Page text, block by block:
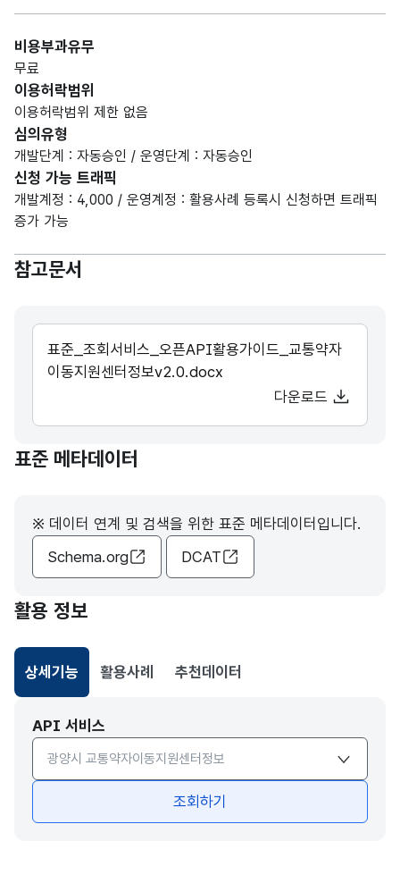
비용부과유무
무료
이용허락범위
이용허락범위 제한 없음
심의유형
개발단계 : 자동승인 / 운영단계 : 자동승인
신청 가능 트래픽
개발계정 : 4,000 / 운영계정 : 활용사례 등록시 신청하면 트래픽
증가 가능
참고문서
표준_조회서비스_오픈API활용가이드_교통약자
이동지원센터정보v2.0.docx
다운로드
표준 메타데이터
※ 데이터 연계 및 검색을 위한 표준 메타데이터입니다.
Schema.org
DCAT
활용 정보
상세기능
선택됨
활용사례 추천데이터
API 서비스
API서비스 종류 선택
조회하기